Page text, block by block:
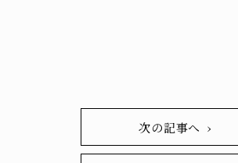
次の記事へ ›